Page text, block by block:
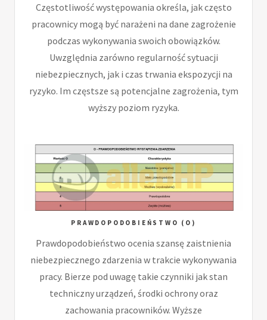
Częstotliwość występowania określa, jak często
pracownicy mogą być narażeni na dane zagrożenie
podczas wykonywania swoich obowiązków.
Uwzględnia zarówno regularność sytuacji
niebezpiecznych, jak i czas trwania ekspozycji na
ryzyko. Im częstsze są potencjalne zagrożenia, tym
wyższy poziom ryzyka.
PRAWDOPODOBIEŃSTWO (O)
Prawdopodobieństwo ocenia szansę zaistnienia
niebezpiecznego zdarzenia w trakcie wykonywania
pracy. Bierze pod uwagę takie czynniki jak stan
techniczny urządzeń, środki ochrony oraz
zachowania pracowników. Wyższe